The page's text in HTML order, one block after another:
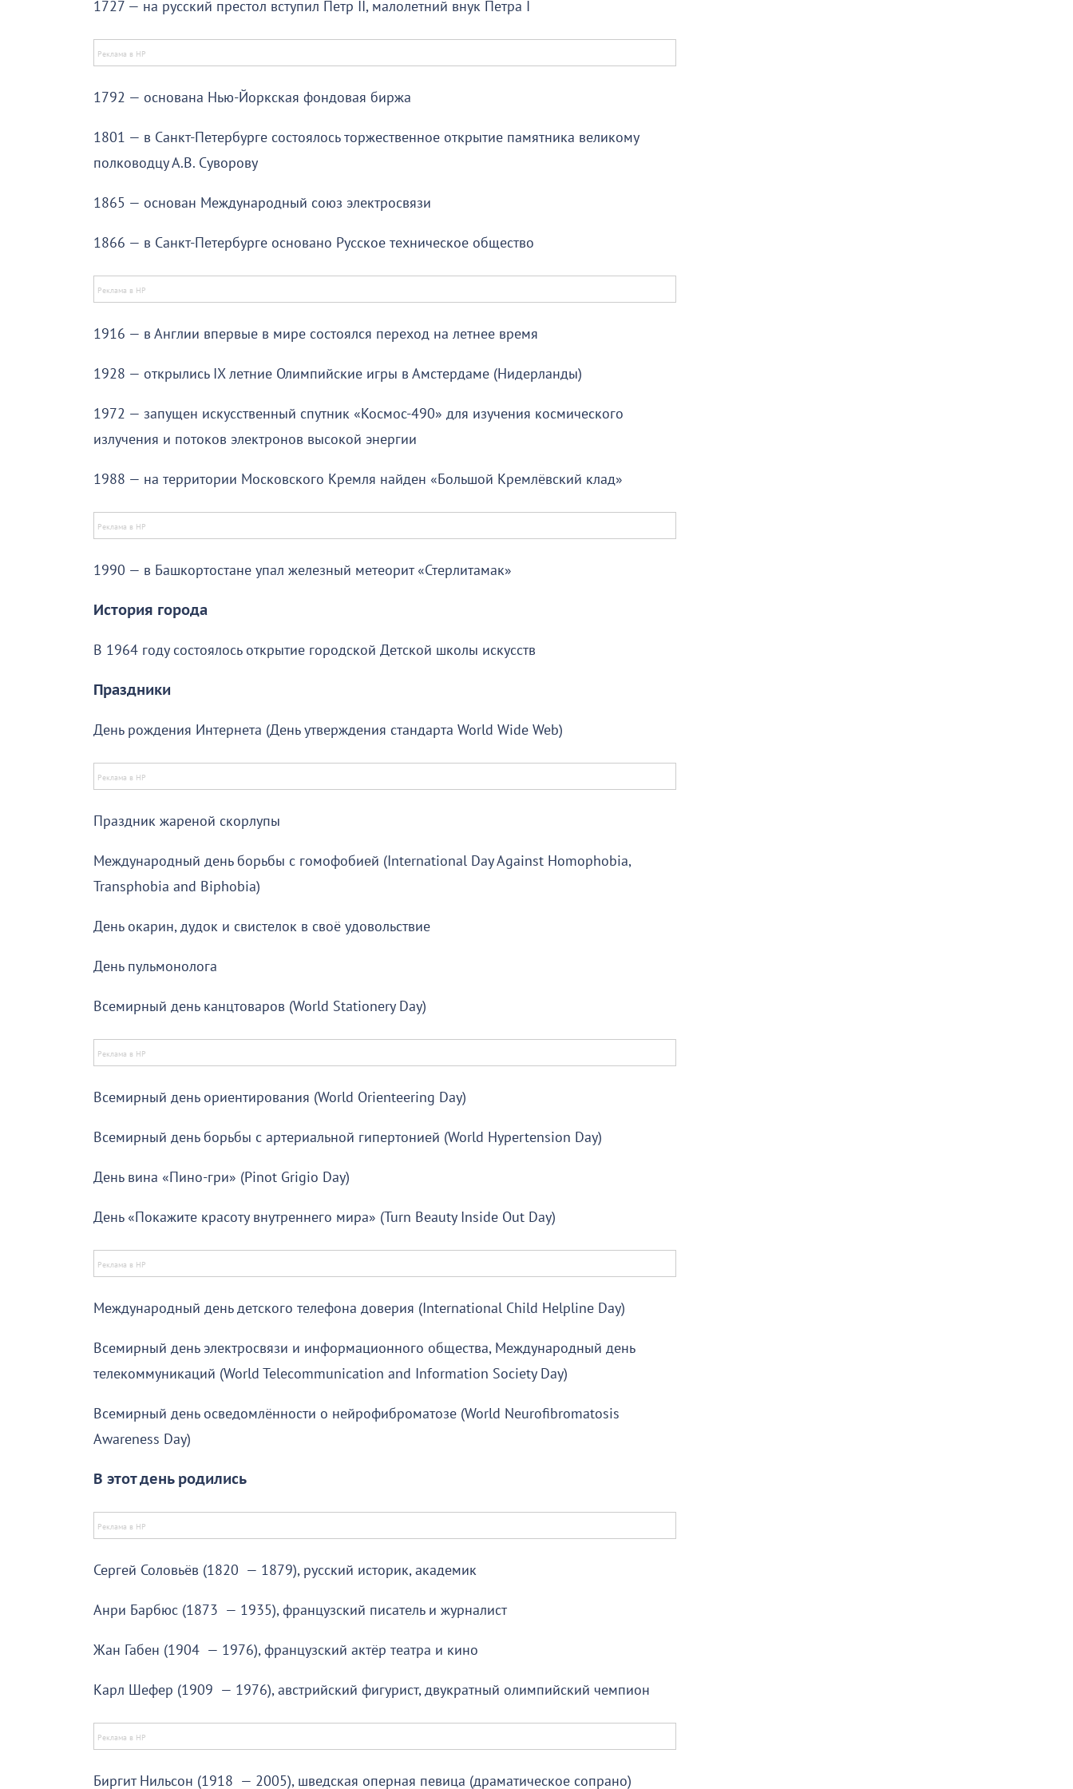
1727 — на русский престол вступил Петр II, малолетний внук Петра I
1792 — основана Нью-Йоркская фондовая биржа
1801 — в Санкт-Петербурге состоялось торжественное открытие памятника великому
полководцу А.В. Суворову
1865 — основан Международный союз электросвязи
1866 — в Санкт-Петербурге основано Русское техническое общество
1916 — в Англии впервые в мире состоялся переход на летнее время
1928 — открылись IX летние Олимпийские игры в Амстердаме (Нидерланды)
1972 — запущен искусственный спутник «Космос-490» для изучения космического
излучения и потоков электронов высокой энергии
1988 — на территории Московского Кремля найден «Большой Кремлёвский клад»
1990 — в Башкортостане упал железный метеорит «Стерлитамак»
История города
В 1964 году состоялось открытие городской Детской школы искусств
Праздники
День рождения Интернета (День утверждения стандарта World Wide Web)
Праздник жареной скорлупы
Международный день борьбы с гомофобией (International Day Against Homophobia,
Transphobia and Biphobia)
День окарин, дудок и свистелок в своё удовольствие
День пульмонолога
Всемирный день канцтоваров (World Stationery Day)
Всемирный день ориентирования (World Orienteering Day)
Всемирный день борьбы с артериальной гипертонией (World Hypertension Day)
День вина «Пино-гри» (Pinot Grigio Day)
День «Покажите красоту внутреннего мира» (Turn Beauty Inside Out Day)
Международный день детского телефона доверия (International Child Helpline Day)
Всемирный день электросвязи и информационного общества, Международный день
телекоммуникаций (World Telecommunication and Information Society Day)
Всемирный день осведомлённости о нейрофиброматозе (World Neurofibromatosis
Awareness Day)
В этот день родились
Сергей Соловьёв (1820 — 1879), русский историк, академик
Анри Барбюс (1873 — 1935), французский писатель и журналист
Жан Габен (1904 — 1976), французский актёр театра и кино
Карл Шефер (1909 — 1976), австрийский фигурист, двукратный олимпийский чемпион
Биргит Нильсон (1918 — 2005), шведская оперная певица (драматическое сопрано)